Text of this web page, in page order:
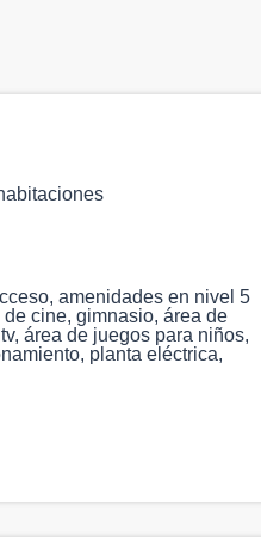
amenidades en nivel 5
cine, gimnasio, área de
área de juegos para niños,
planta eléctrica,